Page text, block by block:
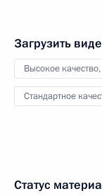
Загрузить
Высокое качество,
Стандартное
Статус